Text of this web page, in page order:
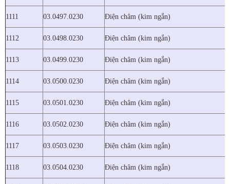
1111 03.0497.0230 Điện châm (kim ngắn)
1112 03.0498.0230 Điện châm (kim ngắn)
1113 03.0499.0230 Điện châm (kim ngắn)
1114 03.0500.0230 Điện châm (kim ngắn)
1115 03.0501.0230 Điện châm (kim ngắn)
1116 03.0502.0230 Điện châm (kim ngắn)
1117 03.0503.0230 Điện châm (kim ngắn)
1118 03.0504.0230 Điện châm (kim ngắn)